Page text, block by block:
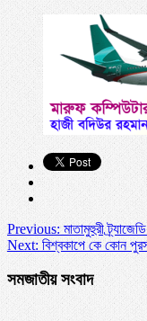
Previous: মাতামুহুরী
Next:বিশ্বকাপে কে কোন
সমজাতীয় সংবাদ